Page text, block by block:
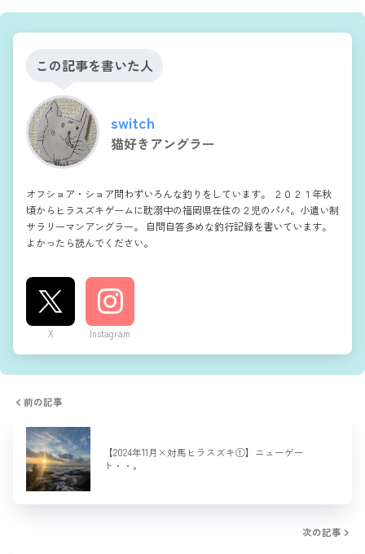
この記事を書いた人
switch
猫好きアングラー
オフショア・ショア問わずいろんな釣りをしています。 ２０２１年秋
頃からヒラスズキゲームに耽溺中の福岡県在住の２児のパパ。小遣い制
サラリーマンアングラー。 自問自答多めな釣行記録を書いています。
よかったら読んでください。
X Instagram
前の記事
【2024年11月×対馬ヒラスズキ①】ニューゲー
ト・・。
次の記事